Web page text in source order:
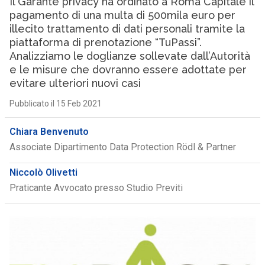
pagamento di una multa di 500mila euro per
illecito trattamento di dati personali tramite la
piattaforma di prenotazione “TuPassi”.
Analizziamo le doglianze sollevate dall’Autorità
e le misure che dovranno essere adottate per
evitare ulteriori nuovi casi
Pubblicato il 15 Feb 2021
Chiara Benvenuto
Associate Dipartimento Data Protection Rödl & Partner
Niccolò Olivetti
Praticante Avvocato presso Studio Previti